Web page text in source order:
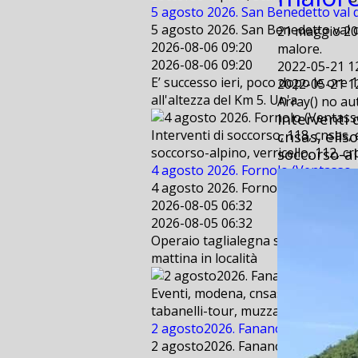
5 agosto 2026. San Benedetto val
5 agosto 2026. San Benedetto val
2026-08-06 09:20
2026-08-06 09:20
E’ successo ieri, poco dopo le
all'altezza del Km 5. Un'a
Interventi di soccorso, 118,
soccorso-alpino, verricello, 112,
4 agosto 2026. Fornolo (Ventasso
4 agosto 2026. Fornolo (Ventasso
2026-08-05 06:32
2026-08-05 06:32
Operaio taglialegna scivola per
mattina in località
Eventi, modena, cnsas, bologna,
tabanelli-tour, muzzarelli,
2 agosto2026. Fanano (MO) .
2 agosto2026. Fanano (MO) .
21 maggio
malore.
2022-05-21
2022-05-21
Array() no
Interventi
cnsas,
soccorso-